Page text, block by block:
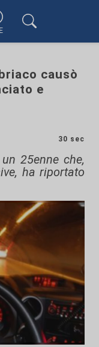
causò
e
30 sec
25enne che,
ha riportato